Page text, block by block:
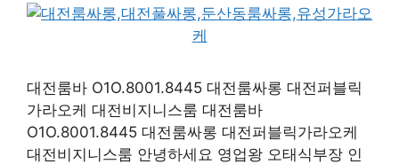
대전룸바 O1O.8001.8445 대전룸싸롱 대전퍼블릭
가라오케 대전비지니스룸 대전룸바
O1O.8001.8445 대전룸싸롱 대전퍼블릭가라오케
대전비지니스룸 안녕하세요 영업왕 오태식부장 인